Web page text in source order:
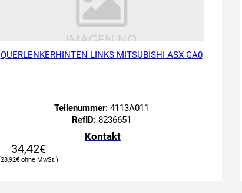
QUERLENKERHINTEN LINKS MITSUBISHI ASX GA0
Teilenummer:4113A011
RefID:8236651
Kontakt
34,42€
28,92€